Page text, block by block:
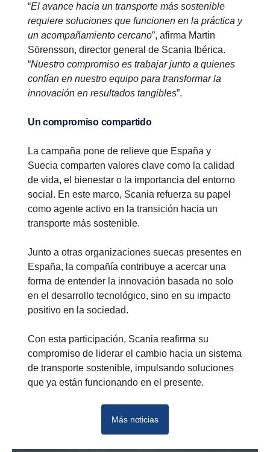
“El avance hacia un transporte más sostenible
requiere soluciones que funcionen en la práctica y
un acompañamiento cercano”, afirma Martin
Sörensson, director general de Scania Ibérica.
“Nuestro compromiso es trabajar junto a quienes
confían en nuestro equipo para transformar la
innovación en resultados tangibles”.
Un compromiso compartido
La campaña pone de relieve que España y
Suecia comparten valores clave como la calidad
de vida, el bienestar o la importancia del entorno
social. En este marco, Scania refuerza su papel
como agente activo en la transición hacia un
transporte más sostenible.
Junto a otras organizaciones suecas presentes en
España, la compañía contribuye a acercar una
forma de entender la innovación basada no solo
en el desarrollo tecnológico, sino en su impacto
positivo en la sociedad.
Con esta participación, Scania reafirma su
compromiso de liderar el cambio hacia un sistema
de transporte sostenible, impulsando soluciones
que ya están funcionando en el presente.
Más noticias